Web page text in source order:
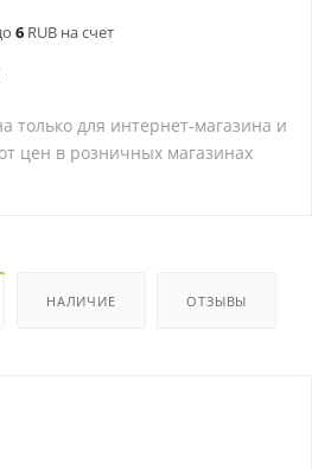
6 RUB на счет
только для интернет-магазина и
цен в розничных магазинах
НАЛИЧИЕ ОТЗЫВЫ